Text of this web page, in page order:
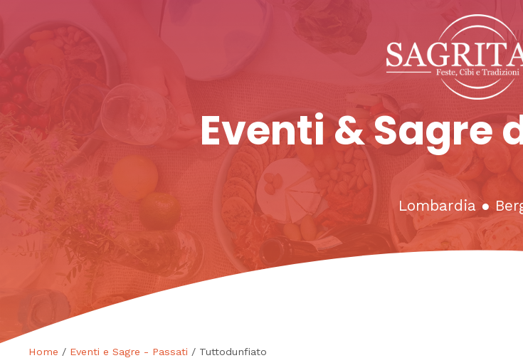
Eventi & Sagre
Lombardia ●
Home / Eventi e Sagre - Passati / Tuttodunfiato